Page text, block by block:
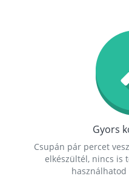
Gyors
Csupán pár percet
elkészültél, nincs is